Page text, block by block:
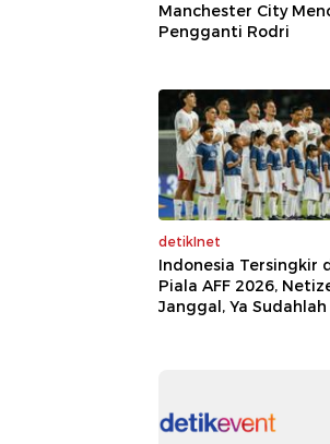
Manchester City
Pengganti Rodri
detikInet
Indonesia Tersingkir
Piala AFF 2026,
Janggal, Ya Sudahlah